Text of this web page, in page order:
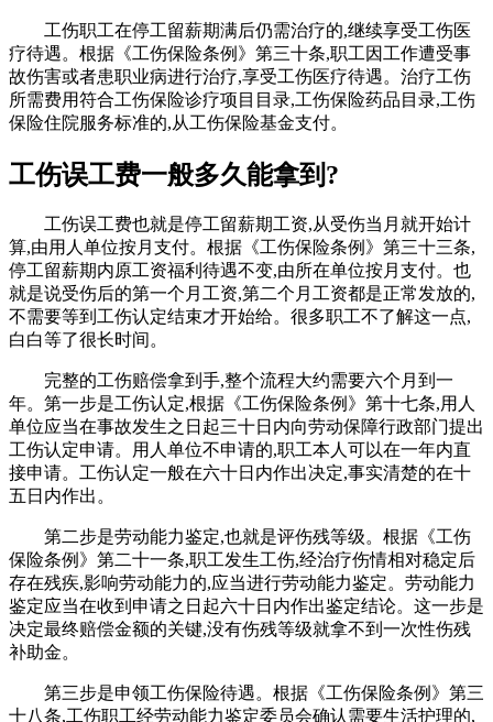
工伤职工在停工留薪期满后仍需治疗的,继续享受工伤医
疗待遇。根据《工伤保险条例》第三十条,职工因工作遭受事
故伤害或者患职业病进行治疗,享受工伤医疗待遇。治疗工伤
所需费用符合工伤保险诊疗项目目录,工伤保险药品目录,工伤
保险住院服务标准的,从工伤保险基金支付。
工伤误工费一般多久能拿到?
工伤误工费也就是停工留薪期工资,从受伤当月就开始计
算,由用人单位按月支付。根据《工伤保险条例》第三十三条,
停工留薪期内原工资福利待遇不变,由所在单位按月支付。也
就是说受伤后的第一个月工资,第二个月工资都是正常发放的,
不需要等到工伤认定结束才开始给。很多职工不了解这一点,
白白等了很长时间。
完整的工伤赔偿拿到手,整个流程大约需要六个月到一
年。第一步是工伤认定,根据《工伤保险条例》第十七条,用人
单位应当在事故发生之日起三十日内向劳动保障行政部门提出
工伤认定申请。用人单位不申请的,职工本人可以在一年内直
接申请。工伤认定一般在六十日内作出决定,事实清楚的在十
五日内作出。
第二步是劳动能力鉴定,也就是评伤残等级。根据《工伤
保险条例》第二十一条,职工发生工伤,经治疗伤情相对稳定后
存在残疾,影响劳动能力的,应当进行劳动能力鉴定。劳动能力
鉴定应当在收到申请之日起六十日内作出鉴定结论。这一步是
决定最终赔偿金额的关键,没有伤残等级就拿不到一次性伤残
补助金。
第三步是申领工伤保险待遇。根据《工伤保险条例》第三
十八条,工伤职工经劳动能力鉴定委员会确认需要生活护理的,